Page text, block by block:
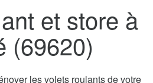
et store à
(69620)
les volets roulants de votre